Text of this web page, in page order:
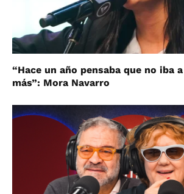
“Hace un año pensaba que no iba
más”: Mora Navarro